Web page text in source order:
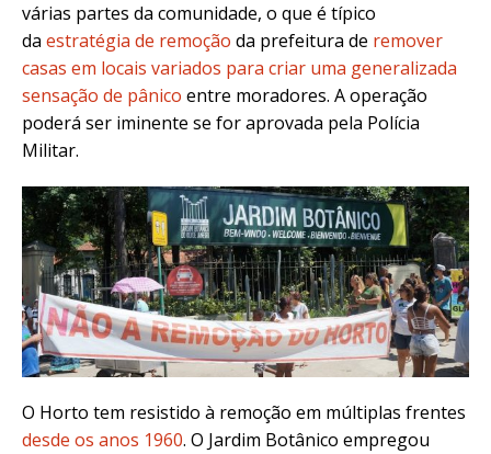
várias partes da comunidade, o que é típico
da estratégia de remoção da prefeitura de remover
casas em locais variados para criar uma generalizada
sensação de pânico entre moradores. A operação
poderá ser iminente se for aprovada pela Polícia
Militar.
O Horto tem resistido à remoção em múltiplas frentes
desde os anos 1960. O Jardim Botânico empregou